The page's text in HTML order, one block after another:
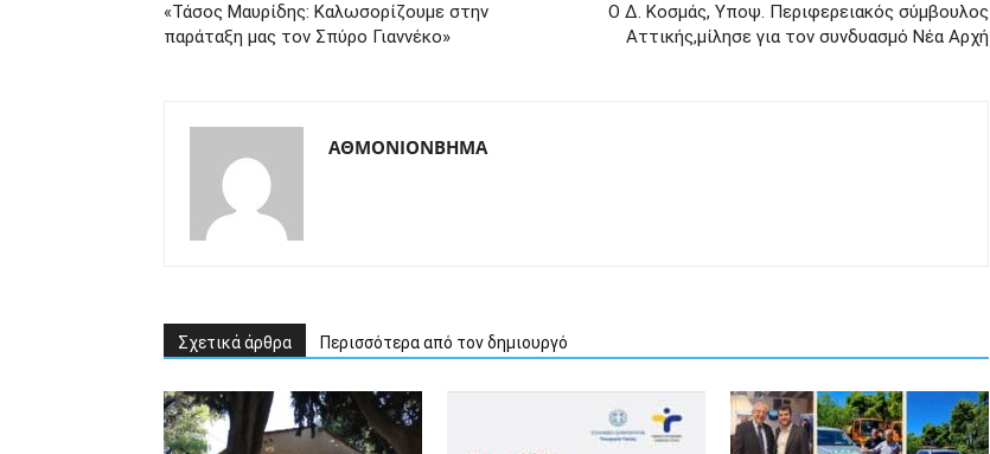
«Τάσος Μαυρίδης: Καλωσορίζουμε στην
παράταξη μας τον Σπύρο Γιαννέκο»
Ο Δ. Κοσμάς, Υποψ. Περιφερειακός σύμβουλος
Αττικής,μίλησε για τον συνδυασμό Νέα Αρχή
ΑΘΜΟΝΙΟΝΒΗΜΑ
Σχετικά άρθρα Περισσότερα από τον δημιουργό